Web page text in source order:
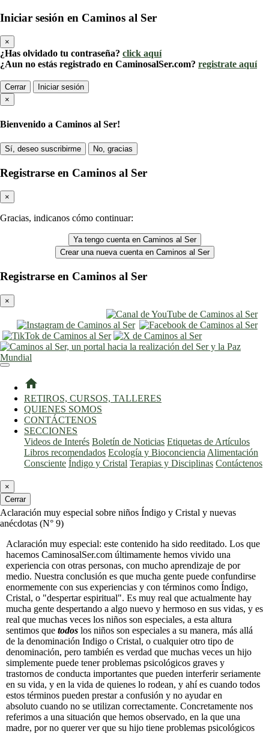
Iniciar sesión en Caminos al Ser
×
¿Has olvidado tu contraseña? click aquí
¿Aun no estás registrado en CaminosalSer.com? registrate aquí
Cerrar
Iniciar sesión
×
Bienvenido a Caminos al Ser!
Sí, deseo suscribirme No, gracias
Registrarse en Caminos al Ser
×
Gracias, indicanos cómo continuar:
Ya tengo cuenta en Caminos al Ser
Crear una nueva cuenta en Caminos al Ser
Registrarse en Caminos al Ser
×
home
RETIROS, CURSOS, TALLERES
QUIENES SOMOS
CONTÁCTENOS
SECCIONES
Videos de Interés Boletín de Noticias Etiquetas de Artículos
Libros recomendados Ecología y Bioconciencia Alimentación
Consciente Índigo y Cristal Terapias y Disciplinas Contáctenos
×
Cerrar
Aclaración muy especial sobre niños Índigo y Cristal y nuevas
anécdotas (N° 9)
Aclaración muy especial: este contenido ha sido reeditado. Los que
hacemos CaminosalSer.com últimamente hemos vivido una
experiencia con otras personas, con mucho aprendizaje de por
medio. Nuestra conclusión es que mucha gente puede confundirse
enormemente con sus experiencias y con términos como Índigo,
Cristal, o "despertar espiritual". Es muy real que actualmente hay
mucha gente despertando a algo nuevo y hermoso en sus vidas, y es
real que muchas veces los niños son especiales, a esta altura
sentimos que todos los niños son especiales a su manera, más allá
de la denominación Indigo o Cristal, o cualquier otro tipo de
denominación, pero también es verdad que muchas veces un hijo
simplemente puede tener problemas psicológicos graves y
trastornos de conducta importantes que pueden interferir seriamente
en su vida, y en la vida de quienes lo rodean, y ahí es cuando todos
estos términos pueden prestar a confusión y no ayudar en
absoluto cuando no se utilizan correctamente. Concretamente nos
referimos a una situación que hemos observado, en la que una
madre, por no querer ver que su hijo tiene problemas psicológicos